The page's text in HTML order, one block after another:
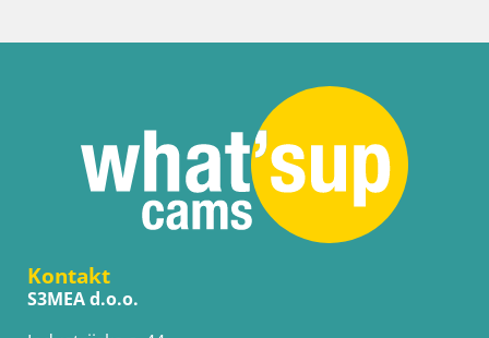
Kontakt
S3MEA d.o.o.